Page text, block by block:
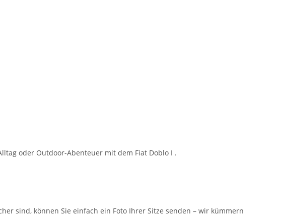
oder Outdoor-Abenteuer mit dem Fiat Doblo I .
sind, können Sie einfach ein Foto Ihrer Sitze senden – wir kümmern